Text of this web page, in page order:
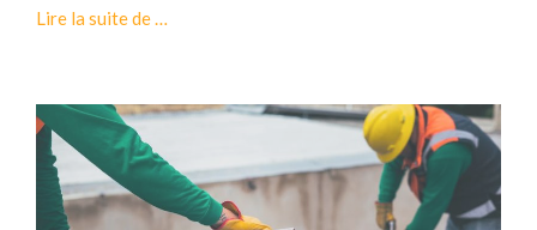
e
u
r
e
s
Lire la suite de
o
o
P
…